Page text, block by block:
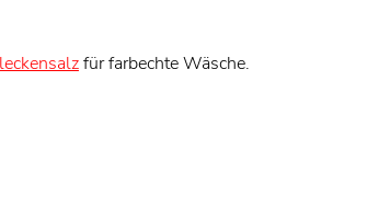
für farbechte Wäsche.